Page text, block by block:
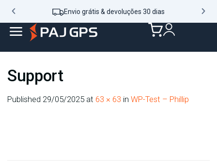
Envio grátis & devoluções 30 dias
Support
Published 29/05/2025 at 63 × 63 in WP-Test – Phillip